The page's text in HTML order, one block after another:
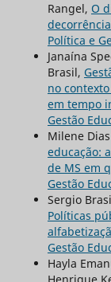
Rangel, O
Política e
Janaína
Brasil,
no
em tempo
Gestão
Milene
educação:
de MS em
Gestão
Sergio
Políticas
Gestão
Hayla